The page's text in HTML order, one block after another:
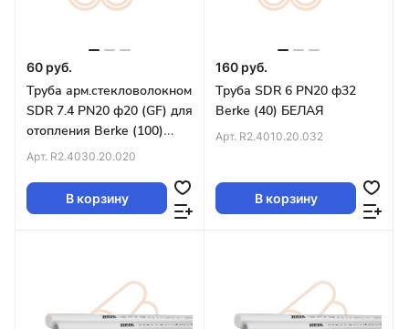
60 руб.
Труба арм.стекловолокном
SDR 7.4 PN20 ф20 (GF) для
отопления Berke (100)
БЕЛАЯ
Арт. R2.4030.20.020
В корзину
160 руб.
Труба SDR 6 PN20 ф32
Berke (40) БЕЛАЯ
Арт. R2.4010.20.032
В корзину